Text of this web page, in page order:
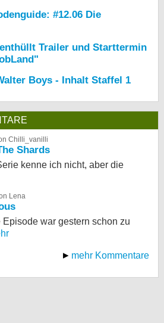
#12.06 Die
Trailer und Starttermin
Boys - Inhalt Staffel 1
Chilli_vanilli
Shards
kenne ich nicht, aber die
Lena
war gestern schon zu
mehr Kommentare